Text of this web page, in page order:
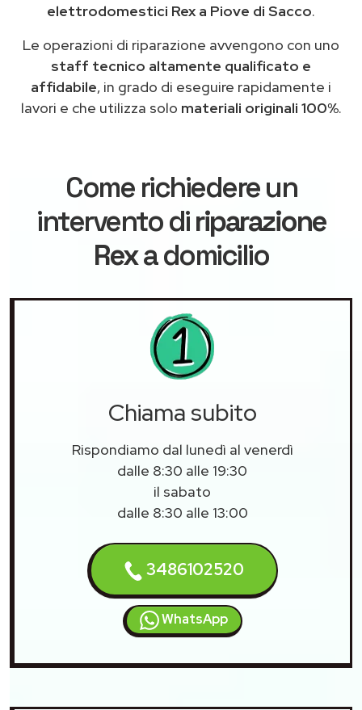
elettrodomestici Rex a Piove di Sacco.
Le operazioni di riparazione avvengono con uno
staff tecnico altamente qualificato e
affidabile, in grado di eseguire rapidamente i
lavori e che utilizza solo materiali originali 100%.
Come richiedere un
intervento diriparazione
Rexa domicilio
Chiama subito
Rispondiamo dal lunedì al venerdì
dalle 8:30 alle 19:30
il sabato
dalle 8:30 alle 13:00
3486102520
WhatsApp